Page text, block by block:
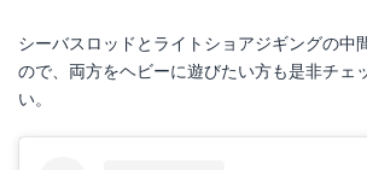
シーバスロッドとライトショアジギングの中
ので、両方をヘビーに遊びたい方も是非チェ
い。